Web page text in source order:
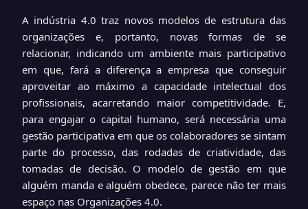
A indústria 4.0 traz novos modelos de estrutura das
organizações e, portanto, novas formas de se
relacionar, indicando um ambiente mais participativo
em que, fará a diferença a empresa que conseguir
aproveitar ao máximo a capacidade intelectual dos
profissionais, acarretando maior competitividade. E,
para engajar o capital humano, será necessária uma
gestão participativa em que os colaboradores se sintam
parte do processo, das rodadas de criatividade, das
tomadas de decisão. O modelo de gestão em que
alguém manda e alguém obedece, parece não ter mais
espaço nas Organizações 4.0.